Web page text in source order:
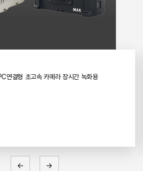
연결형 초고속 카메라장시간 녹화용